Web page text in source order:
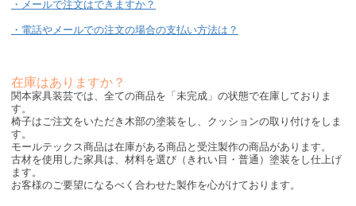
・メールで注文はできますか？
・電話やメールでの注文の場合の支払い方法は？
在庫はありますか？
関本家具装芸では、全ての商品を「未完成」の状態で在庫しておりま
す。
椅子はご注文をいただき木部の塗装をし、クッションの取り付けをしま
す。
モールテックス商品は在庫がある商品と受注製作の商品があります。
古材を使用した家具は、材料を選び（きれい目・普通）塗装をし仕上げ
ます。
お客様のご要望になるべく合わせた製作を心がけております。